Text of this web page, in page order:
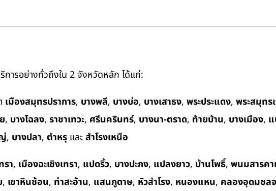
ารอย่างทั่วถึงใน 2 จังหวัดหลัก ได้แก่:
เมืองสมุทรปราการ, บางพลี, บางบ่อ, บางเสาธง, พระประแดง, พระสมุทร
, บางโฉลง, ราชาเทวะ, ศรีนครินทร์, บางนา-ตราด, ท้ายบ้าน, บางเมือง,
, บางปลา, ตำหรุ และสำโรงเหนือ
รา, เมืองฉะเชิงเทรา, แปดริ้ว, บางปะกง, แปลงยาว, บ้านโพธิ์, พนมสารค
, เขาหินซ้อน, ท่าสะอ้าน, แสนภูดาษ, หัวสำโรง, หนองแหน, คลองอุดมชล